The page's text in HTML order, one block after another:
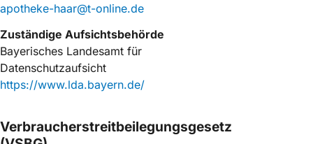
apotheke-haar@t-online.de
Zuständige Aufsichtsbehörde
Bayerisches Landesamt für
Datenschutzaufsicht
https://www.lda.bayern.de/
Verbraucherstreitbeilegungsgesetz